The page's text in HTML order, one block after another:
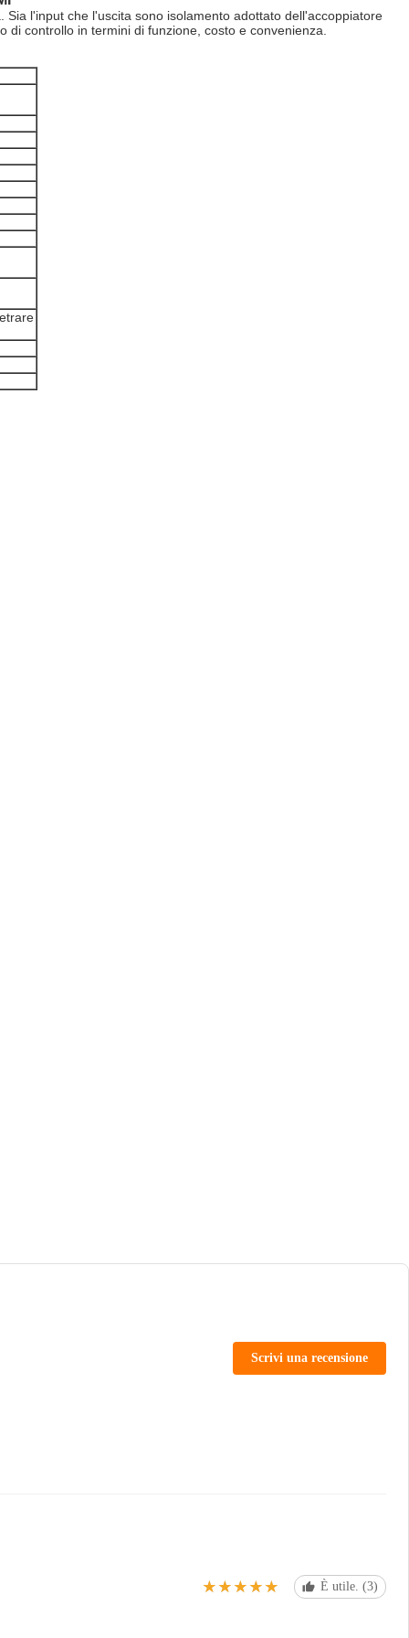
l'input che l'uscita sono isolamento adottato dell'accoppiatore
controllo in termini di funzione, costo e convenienza.
Scrivi una recensione
★★★★★
★★★★★ È utile. (3)